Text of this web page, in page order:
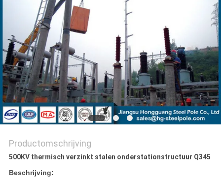
Productomschrijving
500KV thermisch verzinkt stalen onderstationstructuur Q345
Beschrijving: